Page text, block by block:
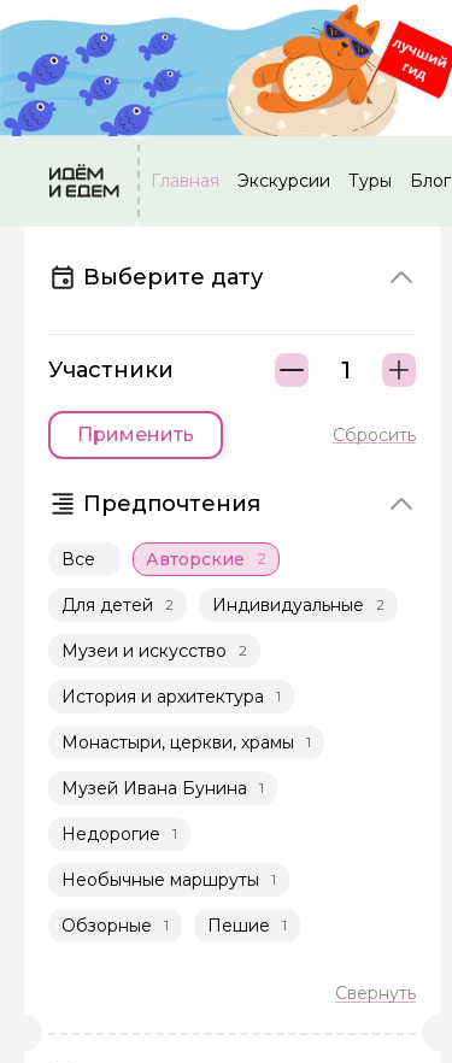
Главная Экскурсии Туры Блог
Выберите дату
Участники
Применить Сбросить
Предпочтения
Все Авторские 2
Для детей 2 Индивидуальные 2
Музеи и искусство 2
История и архитектура 1
Монастыри, церкви, храмы 1
Музей Ивана Бунина 1
Недорогие 1
Необычные маршруты 1
Обзорные 1 Пешие 1